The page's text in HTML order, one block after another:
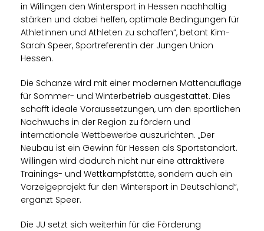
in Willingen den Wintersport in Hessen nachhaltig
stärken und dabei helfen, optimale Bedingungen für
Athletinnen und Athleten zu schaffen“, betont Kim-
Sarah Speer, Sportreferentin der Jungen Union
Hessen.
Die Schanze wird mit einer modernen Mattenauflage
für Sommer- und Winterbetrieb ausgestattet. Dies
schafft ideale Voraussetzungen, um den sportlichen
Nachwuchs in der Region zu fördern und
internationale Wettbewerbe auszurichten. „Der
Neubau ist ein Gewinn für Hessen als Sportstandort.
Willingen wird dadurch nicht nur eine attraktivere
Trainings- und Wettkampfstätte, sondern auch ein
Vorzeigeprojekt für den Wintersport in Deutschland“,
ergänzt Speer.
Die JU setzt sich weiterhin für die Förderung